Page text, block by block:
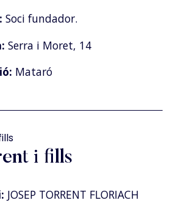
Soci fundador.
Serra i Moret, 14
Mataró
i fills
JOSEP TORRENT FLORIACH